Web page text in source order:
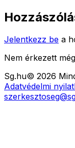
Jelentkezz be a
Nem érkezett
Sg.hu© 2026
Adatvédelmi